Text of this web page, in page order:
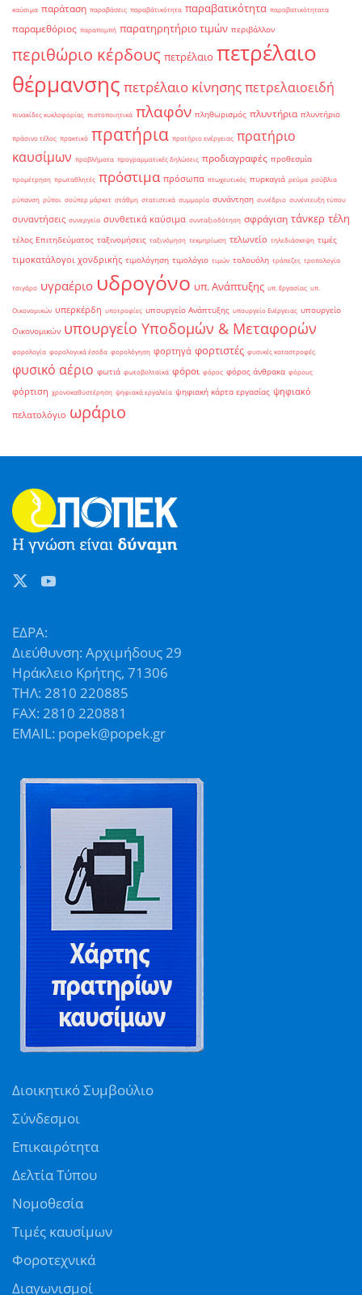
καύσιμα παράταση παραβάσεις παραβάτικότητα παραβατικότητα παραβατικότητατα
παραμεθόριος παραπομπή παρατηρητήριο τιμών περιβάλλον
περιθώριο κέρδους πετρέλαιο πετρέλαιο
θέρμανσης πετρέλαιο κίνησηςπετρελαιοειδή
πινακίδες κυκλοφορίας πιστοποιητικά πλαφόν πληθωρισμός πλυντήρια πλυντήριο
πράσινο τέλος πρακτικό πρατήρια πρατήριο ενέργειας πρατήριο
καυσίμων προβλήματα προγραμματικές δηλώσεις προδιαγραφές προθεσμία
προμέτρηση πρωταθλητές πρόστιμα πρόσωπα πτωχευτικός πυρκαγιά ρεύμα ρούβλια
ρύπανση ρύποι σούπερ μάρκετ στάθμη στατιστικά συμμορία συνάντηση συνέδριο συνέντευξη τύπου
συναντήσεις συνεργεία συνθετικά καύσιμα συνταξιοδότηση σφράγιση τάνκερ τέλη
τέλος Επιτηδεύματος ταξινομήσεις ταξινόμηση τεκμηρίωση τελωνείο τηλεδιάσκεψη τιμές
τιμοκατάλογοι χονδρικής τιμολόγηση τιμολόγιο τιμών τολουόλη τράπεζες τροπολογία
τσιγάρο υγραέριο υδρογόνο υπ. Ανάπτυξης υπ. Εργασίας υπ.
Οικονομικών υπερκέρδη υποτροφίες υπουργείο Ανάπτυξης υπουργείο Ενέργειας υπουργείο
Οικονομικών υπουργείο Υποδομών & Μεταφορών
φορολογία φορολογικά έσοδα φορολόγηση φορτηγά φορτιστές φυσικές καταστροφές
φυσικό αέριο φωτιά φωτοβολταϊκά φόροι φόρος φόρος άνθρακα φόρους
φόρτιση χρονοκαθυστέρηση ψηφιακά εργαλεία ψηφιακή κάρτα εργασίας ψηφιακό
πελατολόγιο ωράριο
ΕΔΡΑ:
Διεύθυνση: Αρχιμήδους 29
Ηράκλειο Κρήτης, 71306
ΤΗΛ: 2810 220885
FAX: 2810 220881
EMAIL: popek@popek.gr
Διοικητικό Συμβούλιο
Σύνδεσμοι
Επικαιρότητα
Δελτία Τύπου
Νομοθεσία
Τιμές καυσίμων
Φοροτεχνικά
Διαγωνισμοί